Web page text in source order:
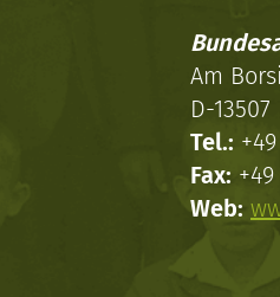
Am
D-
Tel.:
Fax:
Web: